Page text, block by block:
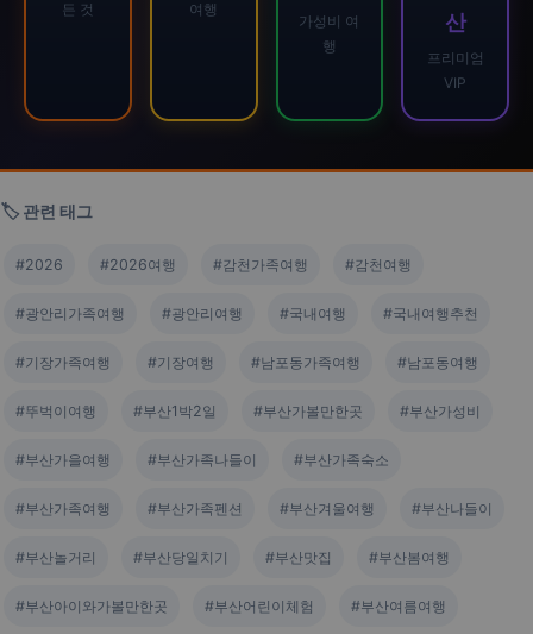
든 것
여행
가성비 여
행
산
프리미엄
VIP
🏷️ 관련 태그
#2026 #2026여행 #감천가족여행 #감천여행
#광안리가족여행 #광안리여행 #국내여행 #국내여행추천
#기장가족여행 #기장여행 #남포동가족여행 #남포동여행
#뚜벅이여행 #부산1박2일 #부산가볼만한곳 #부산가성비
#부산가을여행 #부산가족나들이 #부산가족숙소
#부산가족여행 #부산가족펜션 #부산겨울여행 #부산나들이
#부산놀거리 #부산당일치기 #부산맛집 #부산봄여행
#부산아이와가볼만한곳 #부산어린이체험 #부산여름여행